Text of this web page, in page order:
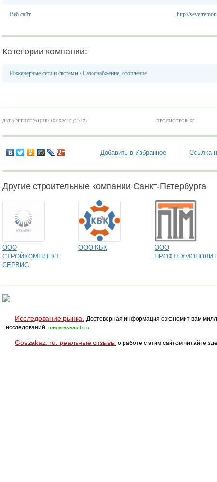
Веб сайт http://
Категории компании:
Инженерные сети и системы /Газоснабжение, отопление
ДАТА РЕГИСТРАЦИИ: 16.06.2015 (22:47) ПРОСМОТРОВ: 65
Добавить в Избранное Ссылка
Другие строительные компании Санкт-Петербурга
ООО
СТРОЙКОМПЛЕКТ
СЕРВИС
ООО КБК
ООО
ПРОФТЕХМОНОЛИТ
Исследование рынка.
Достоверная информация сэкономит вам
исследований! megaresearch.ru
Goszakaz. ru: реальные отзывы о работе с этим сайтом читайте